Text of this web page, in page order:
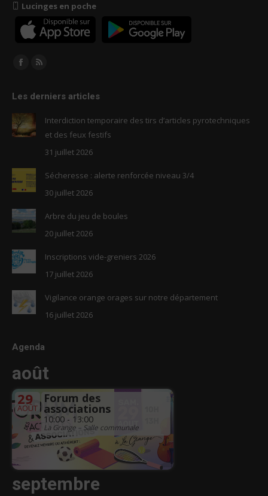
Lucinges en poche
Trouvez nous sur :
Facebook
opens
in
new
RSS
opens
new
window
Les derniers articles
Interdiction temporaire des tirs d’articles pyrotechniques
et des feux festifs
31 juillet 2026
Sécheresse : alerte renforcée niveau 3/4
30 juillet 2026
Arbre du jeu de boules
20 juillet 2026
Inscriptions vide-greniers 2026
17 juillet 2026
Vigilance orange orages sur notre département
16 juillet 2026
Agenda
août
29
AOÛT
Forum des
associations
10:00 - 13:00
La Grange – Salle communale
septembre